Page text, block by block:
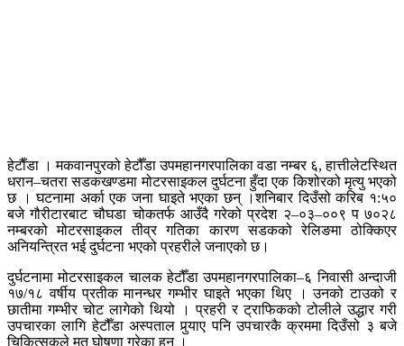
हेटाैँडा । मकवानपुरको हेटौँडा उपमहानगरपालिका वडा नम्बर ६, हात्तीलेटस्थित
धरान–चतरा सडकखण्डमा मोटरसाइकल दुर्घटना हुँदा एक किशोरको मृत्यु भएको
छ । घटनामा अर्का एक जना घाइते भएका छन् ।शनिबार दिउँसो करिब १:५०
बजे गौरीटारबाट चौघडा चोकतर्फ आउँदै गरेको प्रदेश २–०३–००९ प ७०२८
नम्बरको मोटरसाइकल तीव्र गतिका कारण सडकको रेलिङमा ठोक्किएर
अनियन्त्रित भई दुर्घटना भएको प्रहरीले जनाएको छ।
दुर्घटनामा मोटरसाइकल चालक हेटौँडा उपमहानगरपालिका–६ निवासी अन्दाजी
१७/१८ वर्षीय प्रतीक मानन्धर गम्भीर घाइते भएका थिए । उनको टाउको र
छातीमा गम्भीर चोट लागेको थियो । प्रहरी र ट्राफिकको टोलीले उद्धार गरी
उपचारका लागि हेटौँडा अस्पताल पुर्‍याए पनि उपचारकै क्रममा दिउँसो ३ बजे
चिकित्सकले मृत घोषणा गरेका हुन् ।